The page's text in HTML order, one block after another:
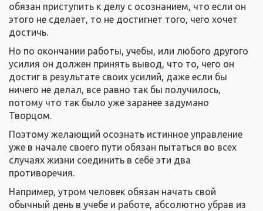
обязан приступить к делу с осознанием, что если он
этого не сделает, то не достигнет того, чего хочет
достичь.
Но по окончании работы, учебы, или любого другого
усилия он должен принять вывод, что то, чего он
достиг в результате своих усилий, даже если бы
ничего не делал, все равно так бы получилось,
потому что так было уже заранее задумано
Творцом.
Поэтому желающий осознать истинное управление
уже в начале своего пути обязан пытаться во всех
случаях жизни соединить в себе эти два
противоречия.
Например, утром человек обязан начать свой
обычный день в учебе и работе, абсолютно убрав из